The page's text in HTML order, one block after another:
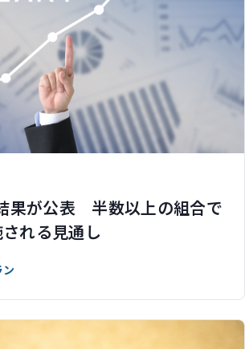
果が公表 半数以上の組合で
れる見通し